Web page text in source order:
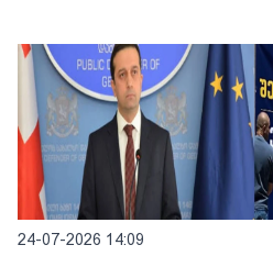
24-07-2026 14:09